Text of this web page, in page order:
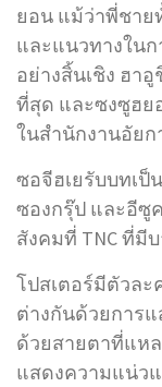
ยอน แม้ว่าพี่ชาย
และแนวทางใน
อย่างสิ้นเชิง ฮา
ที่สุด และซงซูฮย
ในสำนักงานอัยก
ซอจีฮเยรับบทเป็
ซองกรุ๊ป และอีซู
สังคมที่ TNC ที่มี
โปสเตอร์มีตัวล
ต่างกันด้วยการ
ด้วยสายตาที่แห
แสดงความแน่ว